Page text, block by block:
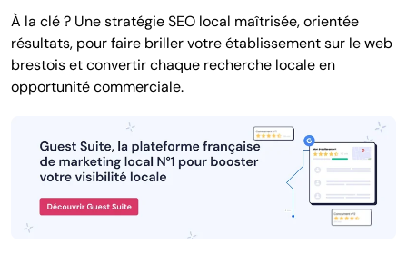
À la clé ? Une stratégie SEO local maîtrisée, orientée
résultats, pour faire briller votre établissement sur le web
brestois et convertir chaque recherche locale en
opportunité commerciale.